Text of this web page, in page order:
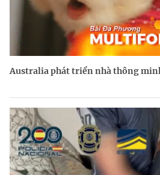
Australia phát triển nhà thông